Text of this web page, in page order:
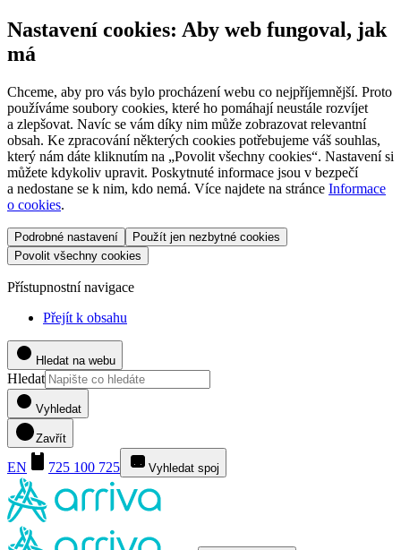
Nastavení cookies: Aby web fungoval, jak
má
Chceme, aby pro vás bylo procházení webu co nejpříjemnější. Proto
používáme soubory cookies, které ho pomáhají neustále rozvíjet
a zlepšovat. Navíc se vám díky nim může zobrazovat relevantní
obsah. Ke zpracování některých cookies potřebujeme váš souhlas,
který nám dáte kliknutím na „Povolit všechny cookies“. Nastavení si
můžete kdykoliv upravit. Poskytnuté informace jsou v bezpečí
a nedostane se k nim, kdo nemá. Více najdete na stránce Informace
o cookies.
Podrobné nastavení
Použít jen nezbytné cookies
Povolit všechny cookies
Přístupnostní navigace
Přejít k obsahu
Hledat na webu
Hledat
Vyhledat
Zavřít
EN 725 100 725 Vyhledat spoj